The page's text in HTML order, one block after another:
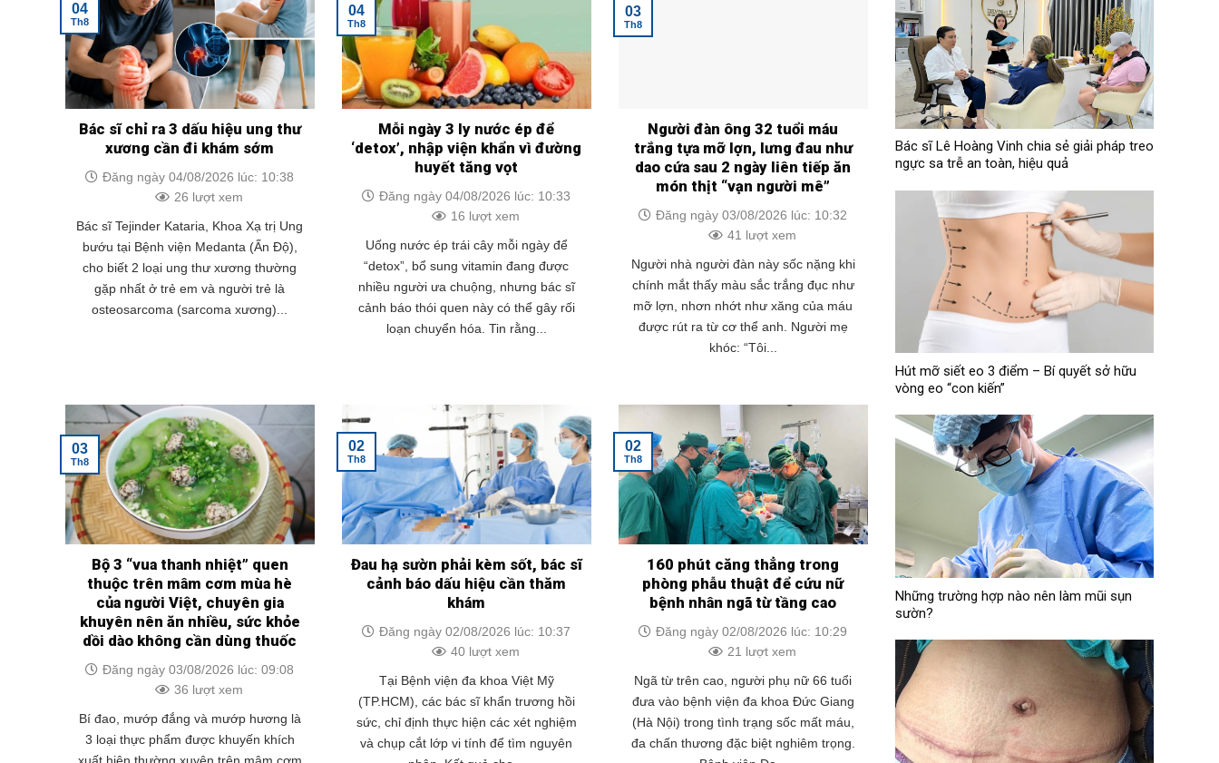
Bác sĩ chỉ ra 3 dấu hiệu ung thư
xương cần đi khám sớm
Đăng ngày 04/08/2026 lúc: 10:38
26 lượt xem
Bác sĩ Tejinder Kataria, Khoa Xạ trị Ung
bướu tại Bệnh viện Medanta (Ấn Độ),
cho biết 2 loại ung thư xương thường
gặp nhất ở trẻ em và người trẻ là
osteosarcoma (sarcoma xương)...
04
Th8
Mỗi ngày 3 ly nước ép để
‘detox’, nhập viện khẩn vì đường
huyết tăng vọt
Đăng ngày 04/08/2026 lúc: 10:33
16 lượt xem
Uống nước ép trái cây mỗi ngày để
“detox”, bổ sung vitamin đang được
nhiều người ưa chuộng, nhưng bác sĩ
cảnh báo thói quen này có thể gây rối
loạn chuyển hóa. Tin rằng...
04
Th8
Người đàn ông 32 tuổi máu
trắng tựa mỡ lợn, lưng đau như
dao cứa sau 2 ngày liên tiếp ăn
món thịt “vạn người mê”
Đăng ngày 03/08/2026 lúc: 10:32
41 lượt xem
Người nhà người đàn này sốc nặng khi
chính mắt thấy màu sắc trắng đục như
mỡ lợn, nhơn nhớt như xăng của máu
được rút ra từ cơ thể anh. Người mẹ
khóc: “Tôi...
03
Th8
Bộ 3 “vua thanh nhiệt” quen
thuộc trên mâm cơm mùa hè
của người Việt, chuyên gia
khuyên nên ăn nhiều, sức khỏe
dồi dào không cần dùng thuốc
Đăng ngày 03/08/2026 lúc: 09:08
36 lượt xem
Bí đao, mướp đắng và mướp hương là
3 loại thực phẩm được khuyến khích
03
Th8
Đau hạ sườn phải kèm sốt, bác sĩ
cảnh báo dấu hiệu cần thăm
khám
Đăng ngày 02/08/2026 lúc: 10:37
40 lượt xem
Tại Bệnh viện đa khoa Việt Mỹ
(TP.HCM), các bác sĩ khẩn trương hồi
sức, chỉ định thực hiện các xét nghiệm
và chụp cắt lớp vi tính để tìm nguyên
02
Th8
160 phút căng thẳng trong
phòng phẫu thuật để cứu nữ
bệnh nhân ngã từ tầng cao
Đăng ngày 02/08/2026 lúc: 10:29
21 lượt xem
Ngã từ trên cao, người phụ nữ 66 tuổi
đưa vào bệnh viện đa khoa Đức Giang
(Hà Nội) trong tình trạng sốc mất máu,
đa chấn thương đặc biệt nghiêm trọng.
02
Th8
Bác sĩ Lê Hoàng Vinh chia sẻ giải pháp treo
ngực sa trễ an toàn, hiệu quả
Hút mỡ siết eo 3 điểm – Bí quyết sở hữu
vòng eo “con kiến”
Những trường hợp nào nên làm mũi sụn
sườn?